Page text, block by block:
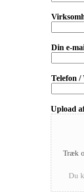
Din e-
Telefon
Upload
Træk
Du